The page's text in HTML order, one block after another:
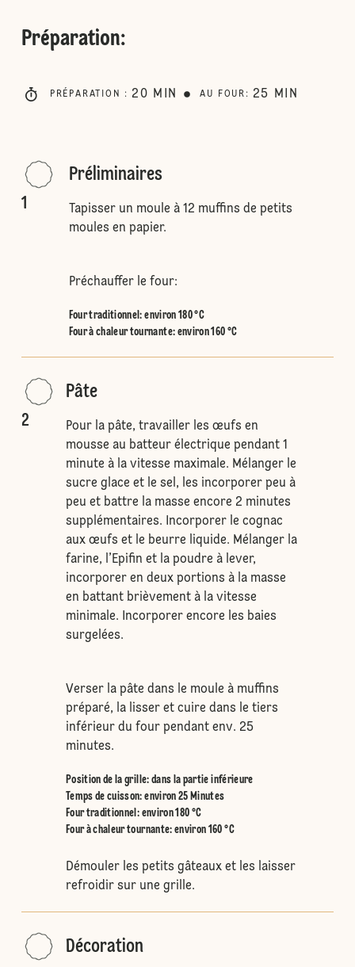
Préparation:
PRÉPARATION : 20 MIN AU FOUR : 25 MIN
1
Préliminaires
Tapisser un moule à 12 muffins de petits
moules en papier.
Préchauffer le four:
Four traditionnel: environ 180 °C
Four à chaleur tournante: environ 160 °C
2
Pâte
Pour la pâte, travailler les œufs en
mousse au batteur électrique pendant 1
minute à la vitesse maximale. Mélanger le
sucre glace et le sel, les incorporer peu à
peu et battre la masse encore 2 minutes
supplémentaires. Incorporer le cognac
aux œufs et le beurre liquide. Mélanger la
farine, l’Epifin et la poudre à lever,
incorporer en deux portions à la masse
en battant brièvement à la vitesse
minimale. Incorporer encore les baies
surgelées.
Verser la pâte dans le moule à muffins
préparé, la lisser et cuire dans le tiers
inférieur du four pendant env. 25
minutes.
Position de la grille: dans la partie inférieure
Temps de cuisson: environ 25 Minutes
Four traditionnel : environ 180 °C
Four à chaleur tournante: environ 160 °C
Démouler les petits gâteaux et les laisser
refroidir sur une grille.
Décoration